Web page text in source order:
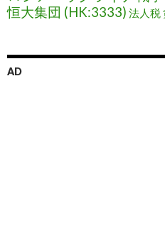
恒大集団 (HK:3333) 法人税
AD